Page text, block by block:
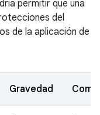
permitir que una
del
de la aplicación de
Gravedad